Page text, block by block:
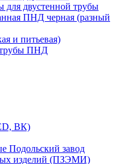
для двустенной трубы
ПНД черная (разный
и питьевая)
трубы ПНД
ВК)
Подольский завод
изделий (ПЗЭМИ)